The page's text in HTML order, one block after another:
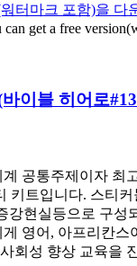
터마크 포함)을 다
get a free
이블 히어로
계 공통주제이자 최
키트입니다. 스티
강현실등으로 구성
영어, 아프리칸스
회성 향상 교육을